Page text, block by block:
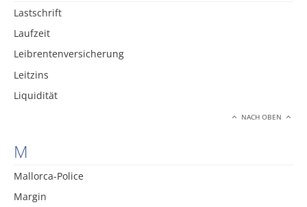
Lastschrift
Laufzeit
Leibrentenversicherung
Leitzins
Liquidität
NACH OBEN
M
Mallorca-Police
Margin